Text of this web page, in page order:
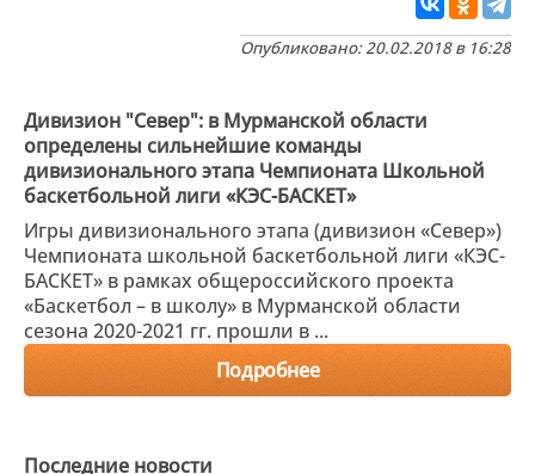
Опубликовано: 20.02.2018 в 16:28
Дивизион "Север": в Мурманской области
определены сильнейшие команды
дивизионального этапа Чемпионата Школьной
баскетбольной лиги «КЭС-БАСКЕТ»
Игры дивизионального этапа (дивизион «Север»)
Чемпионата школьной баскетбольной лиги «КЭС-
БАСКЕТ» в рамках общероссийского проекта
«Баскетбол – в школу» в Мурманской области
сезона 2020-2021 гг. прошли в ...
Подробнее
Последние новости